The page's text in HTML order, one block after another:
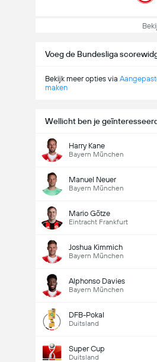
Voeg de Bundesliga
Bekijk meer opties via
maken
Wellicht ben je
Harry Kane
Bayern München
Manuel Neuer
Bayern München
Mario Götze
Eintracht Frankfurt
Joshua Kimmich
Bayern München
Alphonso Davies
Bayern München
DFB-Pokal
Duitsland
Super Cup
Duitsland
- Meer dan/